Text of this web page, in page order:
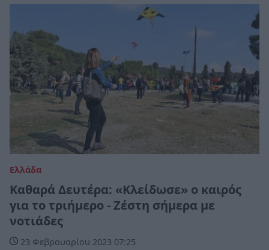
Ελλάδα
Καθαρά Δευτέρα: «Κλείδωσε» ο καιρός
για το τριήμερο - Ζέστη σήμερα με
νοτιάδες
23 Φεβρουαρίου 2023 07:25